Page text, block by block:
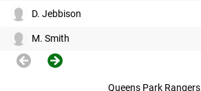
D. Jebbison
M. Smith
Queens Park Rangers